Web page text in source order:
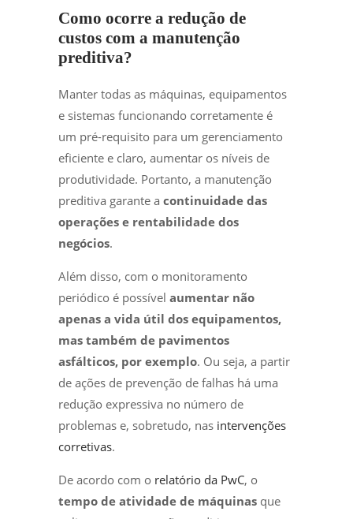
Como ocorre a redução de
custos com a manutenção
preditiva?
Manter todas as máquinas, equipamentos
e sistemas funcionando corretamente é
um pré-requisito para um gerenciamento
eficiente e claro, aumentar os níveis de
produtividade. Portanto, a manutenção
preditiva garante a continuidade das
operações e rentabilidade dos
negócios.
Além disso, com o monitoramento
periódico é possível aumentar não
apenas a vida útil dos equipamentos,
mas também de pavimentos
asfálticos, por exemplo. Ou seja, a partir
de ações de prevenção de falhas há uma
redução expressiva no número de
problemas e, sobretudo, nas intervenções
corretivas.
De acordo com o relatório da PwC, o
tempo de atividade de máquinas que